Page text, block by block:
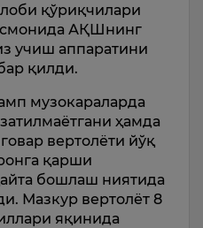
қўриқчилари
АҚШнинг
учиш аппаратини
қилди.
музокараларда
ҳамда
вертолёти йўқ
қарши
бошлаш ниятида
Мазкур вертолёт 8
яқинида